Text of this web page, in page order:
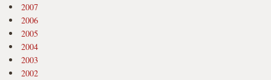
2007
2006
2005
2004
2003
2002